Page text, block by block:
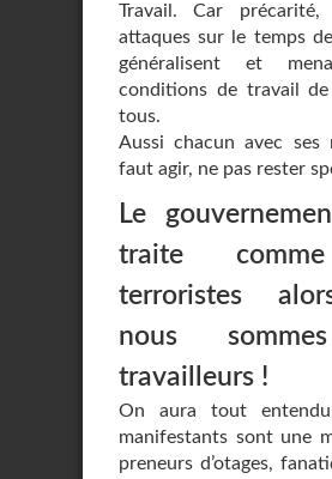
Travail. Car précarité,
attaques sur le temps
généralisent et
conditions de travail
tous.
Aussi chacun avec ses
faut agir, ne pas rester
Le
traite
terroristes
nous
travailleurs !
On aura tout
manifestants sont une
preneurs d’otages,